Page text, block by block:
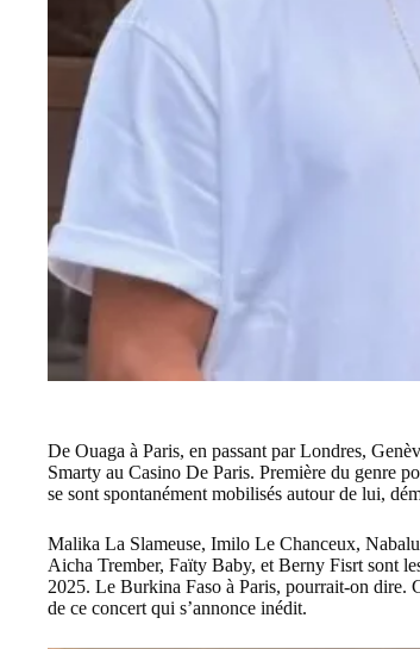
De Ouaga à Paris, en passant par Londres,
Smarty au Casino De Paris. Première du genre
se sont spontanément mobilisés autour de lui,
Malika La Slameuse, Imilo Le Chanceux,
Aicha Trember, Faïty Baby, et Berny Fisrt sont
2025. Le Burkina Faso à Paris, pourrait-on dire.
de ce concert qui s’annonce inédit.